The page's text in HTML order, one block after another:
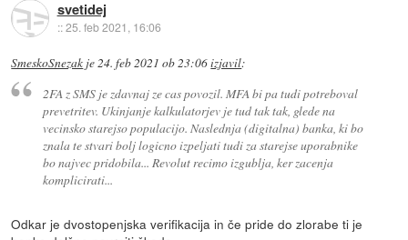
svetidej
::25. feb 2021, 16:06
SmeskoSnezak je24. feb 2021 ob 23:06izjavil:
2FA z SMS je zdavnaj ze cas povozil. MFA bi pa tudi potreboval
prevetritev. Ukinjanje kalkulatorjev je tud tak tak, glede na
vecinsko starejso populacijo. Naslednja (digitalna) banka, ki bo
znala te stvari bolj logicno izpeljati tudi za starejse uporabnike
bo najvec pridobila... Revolut recimo izgublja, ker zacenja
komplicirati...
Odkar je dvostopenjska verifikacija in če pride do zlorabe ti je